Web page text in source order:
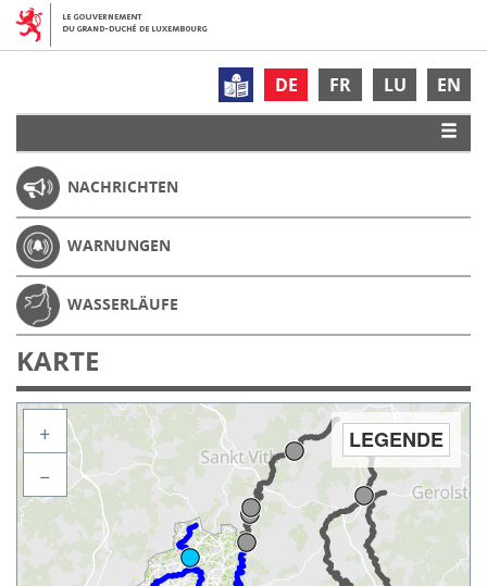
DE FR LU EN
NACHRICHTEN
WARNUNGEN
WASSERLÄUFE
KARTE
LEGENDE
+
−